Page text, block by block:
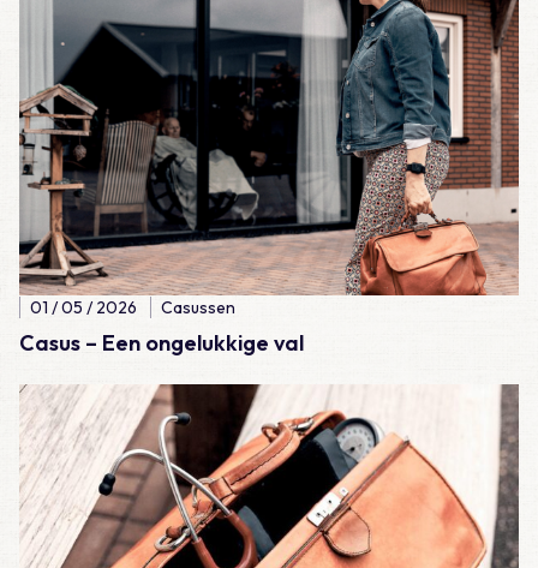
Casus – Een ongelukkige val
01 / 05 / 2026 Casussen
Lees meer over Casus – Lijkschouw: natuurlijk wel of natuurlijk